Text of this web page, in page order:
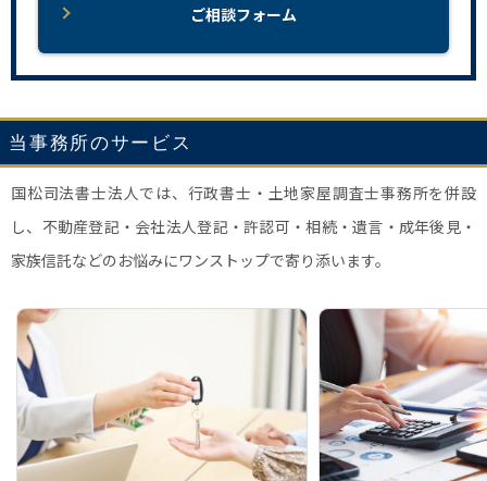
ご相談フォーム
当事務所のサービス
国松司法書士法人では、行政書士・土地家屋調査士事務所を併設
し、不動産登記・会社法人登記・許認可・相続・遺言・成年後見・
家族信託などのお悩みにワンストップで寄り添います。